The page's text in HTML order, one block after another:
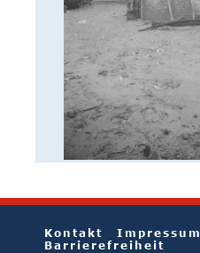
Kontakt Impressum
Barrierefreiheit